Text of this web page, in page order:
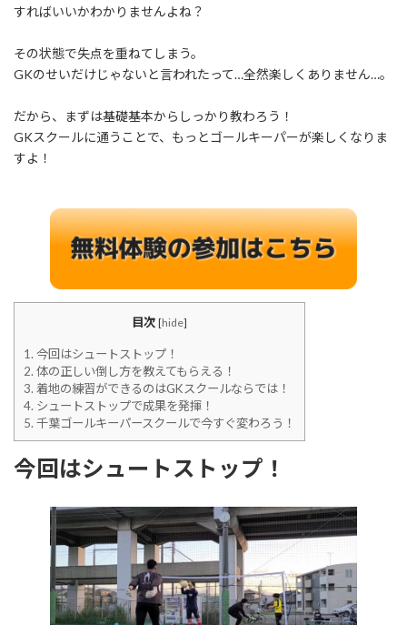
すればいいかわかりませんよね？
その状態で失点を重ねてしまう。
GKのせいだけじゃないと言われたって…全然楽しくありません…。
だから、まずは基礎基本からしっかり教わろう！
GKスクールに通うことで、もっとゴールキーパーが楽しくなりま
すよ！
目次 [hide]
1. 今回はシュートストップ！
2. 体の正しい倒し方を教えてもらえる！
3. 着地の練習ができるのはGKスクールならでは！
4. シュートストップで成果を発揮！
5. 千葉ゴールキーパースクールで今すぐ変わろう！
今回はシュートストップ！